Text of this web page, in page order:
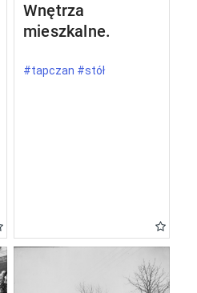
Wnętrza
mieszkalne.
#tapczan #stół